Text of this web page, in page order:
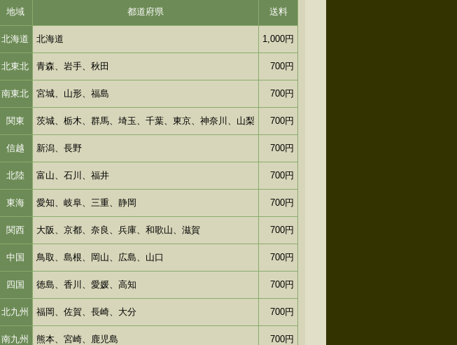
地域 都道府県 送料
北海道 北海道 1,000円
北東北 青森、岩手、秋田 700円
南東北 宮城、山形、福島 700円
関東 茨城、栃木、群馬、埼玉、千葉、東京、神奈川、山梨 700円
信越 新潟、長野 700円
北陸 富山、石川、福井 700円
東海 愛知、岐阜、三重、静岡 700円
関西 大阪、京都、奈良、兵庫、和歌山、滋賀 700円
中国 鳥取、島根、岡山、広島、山口 700円
四国 徳島、香川、愛媛、高知 700円
北九州 福岡、佐賀、長崎、大分 700円
南九州 熊本、宮崎、鹿児島 700円